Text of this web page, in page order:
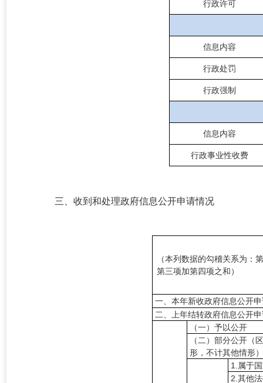
行政许可
信息内容
行政处罚
行政强制
信息内容
行政事业性收费
三、收到和处理政府信息公开申请情况
（本列数据的勾稽关系为：
第三项加第四项之和）
一、本年新收政府信息公开
二、上年结转政府信息公开
（一）予以公开
（二）部分公开（
形，不计其他情形）
1.属于
2.其他